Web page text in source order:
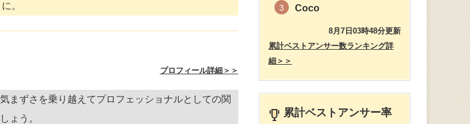
。
プロフィール詳細＞＞
まずさを乗り越えてプロフェッショナルとしての関
ょう。
3 Coco
8月7日03時48分更新
累計ベストアンサー数ランキング詳
細＞＞
累計ベストアンサー率